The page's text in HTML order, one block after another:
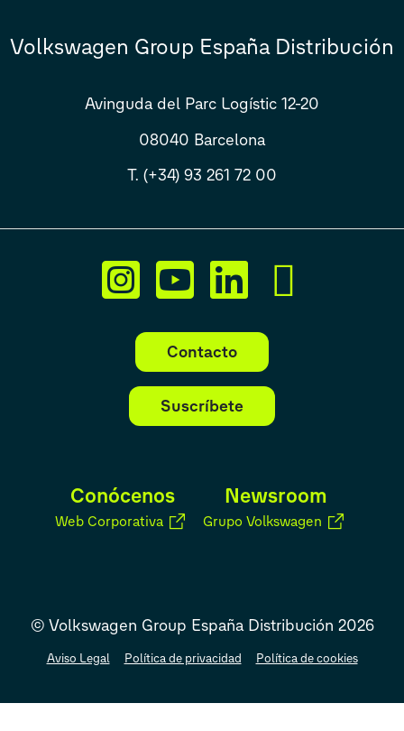
Volkswagen Group España Distribución
Avinguda del Parc Logístic 12-20
08040 Barcelona
T. (+34) 93 261 72 00
Contacto
Suscríbete
Conócenos
Web Corporativa
Newsroom
Grupo Volkswagen
© Volkswagen Group España Distribución 2026
Aviso Legal Política de privacidad Política de cookies